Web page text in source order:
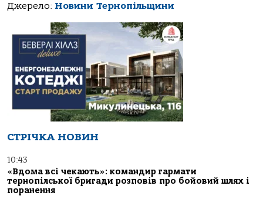
Джерело: Новини Тернопільщини
СТРІЧКА НОВИН
10:43
«Вдома всі чекають»: командир гармати
тернопілської бригади розповів про бойовий шлях і
поранення